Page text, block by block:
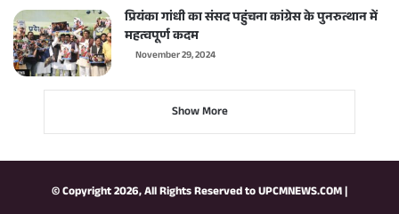
प्रियंका गांधी का संसद पहुंचना कांग्रेस के पुनरुत्थान में
महत्वपूर्ण कदम
November 29, 2024
Show More
© Copyright 2026, All Rights Reserved toUPCMNEWS.COM|